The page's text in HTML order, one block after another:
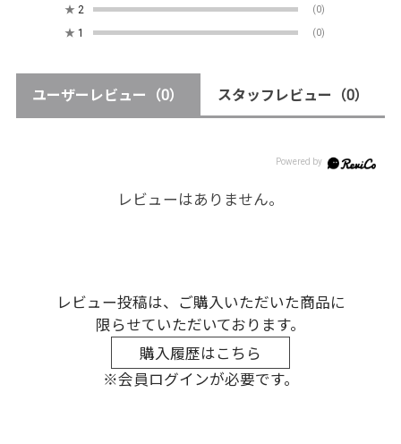
★ 2 (0)
★ 1 (0)
ユーザーレビュー （0） スタッフレビュー （0）
レビューはありません。
レビュー投稿は、ご購入いただいた商品に
限らせていただいております。
購入履歴はこちら
※会員ログインが必要です。